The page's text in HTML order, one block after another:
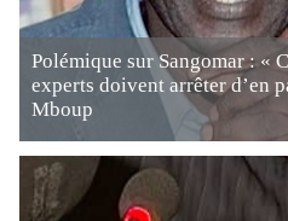
Polémique sur Sangomar : «
experts doivent arrêter d’en
Mboup